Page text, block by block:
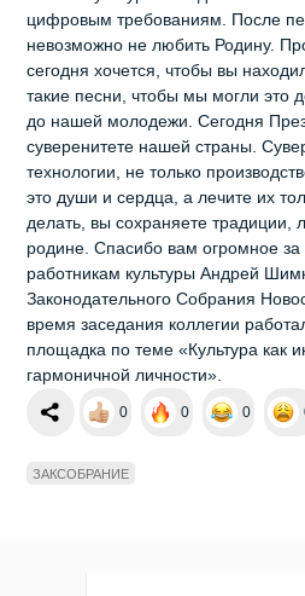
цифровым требованиям. После
невозможно не любить Родину.
сегодня хочется, чтобы вы
такие песни, чтобы мы могли это
до нашей молодежи. Сегодня
суверенитете нашей страны.
технологии, не только
это души и сердца, а лечите их
делать, вы сохраняете традиции,
родине. Спасибо вам огромное
работникам культуры Андрей
Законодательного Собрания
время заседания коллегии
площадка по теме «Культура как
гармоничной личности».
0 0 0
ЗАКСОБРАНИЕ